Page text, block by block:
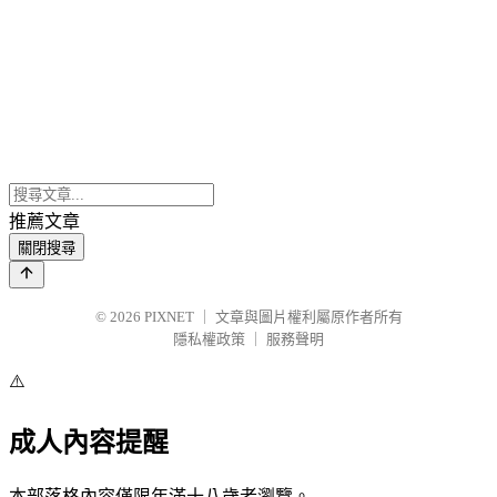
推薦文章
關閉搜尋
© 2026 PIXNET
文章與圖片權利屬原作者所有
隱私權政策
服務聲明
⚠️
成人內容提醒